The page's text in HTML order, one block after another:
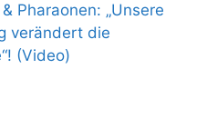
Pharaonen: „Unsere
verändert die
(Video)